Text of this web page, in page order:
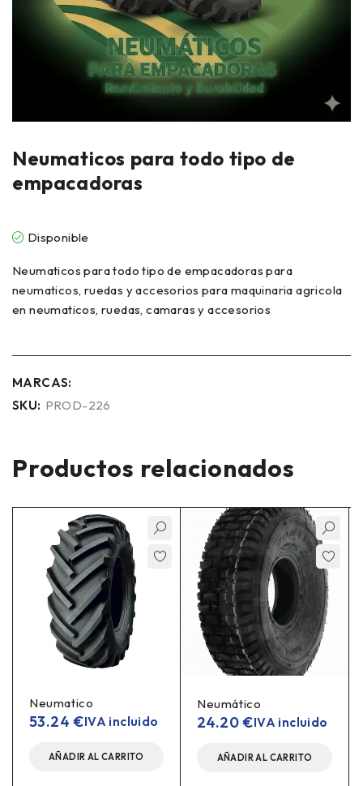
Neumaticos para todo tipo de
empacadoras
Disponible
Neumaticos para todo tipo de empacadoras para
neumaticos, ruedas y accesorios para maquinaria agricola
en neumaticos, ruedas, camaras y accesorios
MARCAS:
SKU: PROD-226
Productos relacionados
Neumatico
53.24€IVA incluido
AÑADIR AL CARRITO
Neumático
24.20€IVA incluido
AÑADIR AL CARRITO